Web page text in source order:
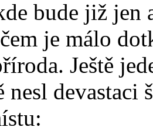
bude již
je málo
Ještě
nesl devastaci